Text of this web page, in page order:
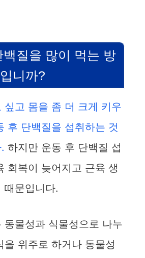
백질을 많이 먹는 방
니까?
싶고 몸을 좀 더 크게 키우
후 단백질을 섭취하는 것
하지만 운동 후 단백질 섭
회복이 늦어지고 근육 생
때문입니다.
동물성과 식물성으로 나누
을 위주로 하거나 동물성